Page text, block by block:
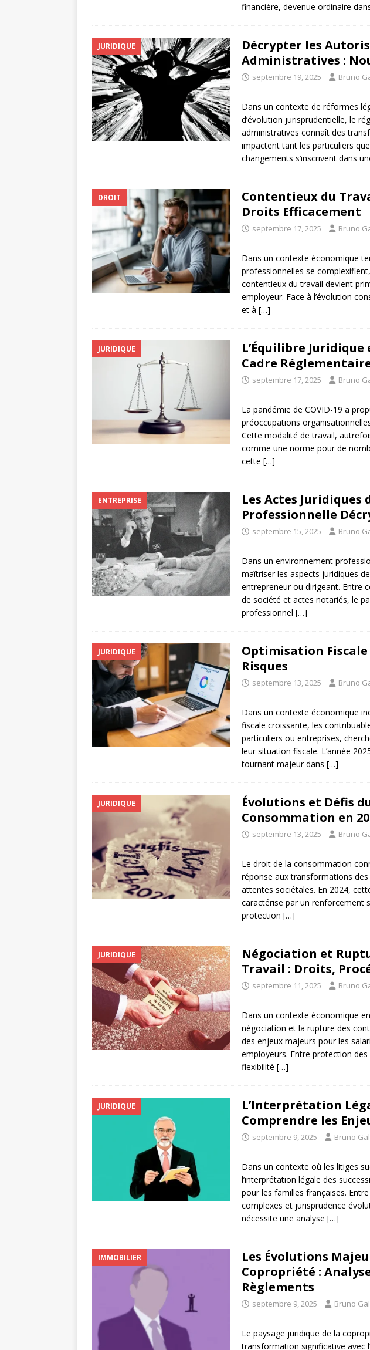
financière, devenue ordinaire
JURIDIQUE
Décrypter les
Administratives :
septembre 19, 2025 Bruno
Dans un contexte de réformes
d’évolution jurisprudentielle, le
administratives connaît des
impactent tant les particuliers
changements s’inscrivent dans
DROIT
Contentieux du
Droits Efficacement
septembre 17, 2025 Bruno
Dans un contexte économique
professionnelles se
contentieux du travail devient
employeur. Face à l’évolution
et à […]
JURIDIQUE
L’Équilibre
Cadre
septembre 17, 2025 Bruno
La pandémie de COVID-19 a
préoccupations
Cette modalité de travail,
comme une norme pour de
cette […]
ENTREPRISE
Les Actes Juridiques
Professionnelle
septembre 15, 2025 Bruno
Dans un environnement
maîtriser les aspects juridiques
entrepreneur ou dirigeant. Entre
de société et actes notariés, le
professionnel […]
JURIDIQUE
Optimisation Fiscale
Risques
septembre 13, 2025 Bruno
Dans un contexte économique
fiscale croissante, les
particuliers ou entreprises,
leur situation fiscale. L’année
tournant majeur dans […]
JURIDIQUE
Évolutions et Défis
Consommation en
septembre 13, 2025 Bruno
Le droit de la consommation
réponse aux transformations
attentes sociétales. En 2024,
caractérise par un renforcement
protection […]
JURIDIQUE
Négociation et
Travail : Droits,
septembre 11, 2025 Bruno
Dans un contexte économique
négociation et la rupture des
des enjeux majeurs pour les
employeurs. Entre protection
flexibilité […]
JURIDIQUE
L’Interprétation
Comprendre les
septembre 9, 2025 Bruno
Dans un contexte où les litiges
l’interprétation légale des
pour les familles françaises.
complexes et jurisprudence
nécessite une analyse […]
IMMOBILIER
Les Évolutions
Copropriété :
Règlements
septembre 9, 2025 Bruno
Le paysage juridique de la
transformation significative avec